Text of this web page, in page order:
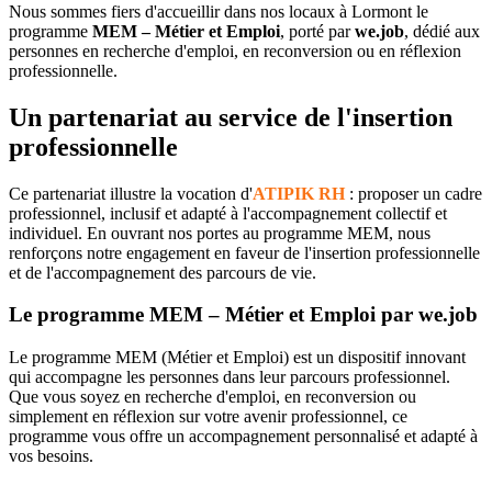
Nous sommes fiers d'accueillir dans nos locaux à Lormont le
programme MEM – Métier et Emploi, porté parwe.job, dédié aux
personnes en recherche d'emploi, en reconversion ou en réflexion
professionnelle.
Un partenariat au service de l'insertion
professionnelle
Ce partenariat illustre la vocation d'ATIPIK RH: proposer un cadre
professionnel, inclusif et adapté à l'accompagnement collectif et
individuel. En ouvrant nos portes au programme MEM, nous
renforçons notre engagement en faveur de l'insertion professionnelle
et de l'accompagnement des parcours de vie.
Le programme MEM – Métier et Emploi par we.job
Le programme MEM (Métier et Emploi) est un dispositif innovant
qui accompagne les personnes dans leur parcours professionnel.
Que vous soyez en recherche d'emploi, en reconversion ou
simplement en réflexion sur votre avenir professionnel, ce
programme vous offre un accompagnement personnalisé et adapté à
vos besoins.